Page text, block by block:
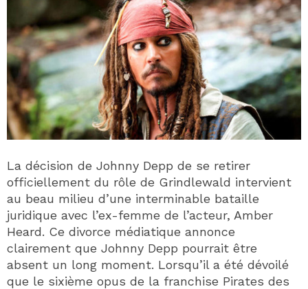
La décision de Johnny Depp de se retirer
officiellement du rôle de Grindlewald intervient
au beau milieu d’une interminable bataille
juridique avec l’ex-femme de l’acteur, Amber
Heard. Ce divorce médiatique annonce
clairement que Johnny Depp pourrait être
absent un long moment. Lorsqu’il a été dévoilé
que le sixième opus de la franchise Pirates des